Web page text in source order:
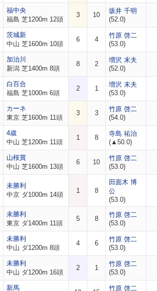
福中央
福島 芝1200m 12頭
3 10
坂井 千明
(52.0)
茨城新
中山 芝1600m 10頭
6 4
竹原 啓二
(53.0)
加治川
新潟 芝1400m 8頭
8 2
増沢 末夫
(52.0)
白百合
福島 芝1000m 6頭
2 1
増沢 末夫
(53.0)
カーネ
東京 芝1600m 11頭
3 3
竹原 啓二
(54.0)
4歳
中山 芝1200m 11頭
1 8
寺島 祐治
(▲50.0)
山桜賞
中山 芝1600m 13頭
6 10
竹原 啓二
(53.0)
未勝利
中京 ダ1000m 14頭
1 8
田面木 博
公
(53.0)
未勝利
東京 ダ1400m 11頭
5 8
竹原 啓二
(53.0)
未勝利
中山 ダ1200m 8頭
4 6
竹原 啓二
(53.0)
未勝利
中山 ダ1200m 16頭
2 1
竹原 啓二
(53.0)
新馬
竹原 啓二